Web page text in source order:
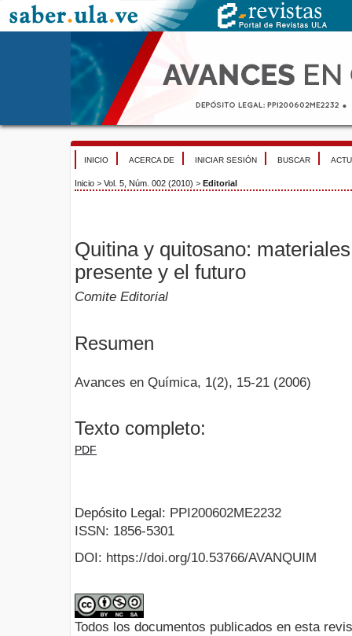
INICIO ACERCA DE INICIAR SESIÓN BUSCAR
Inicio > Vol. 5, Núm. 002 (2010) > Editorial
Quitina y quitosano:
presente y el futuro
Comite Editorial
Resumen
Avances en Química, 1(2), 15-21 (2006)
Texto completo:
PDF
Depósito Legal: PPI200602ME2232
ISSN: 1856-5301
DOI: https://doi.org/10.53766/AVANQUIM
Todos los documentos publicados en esta